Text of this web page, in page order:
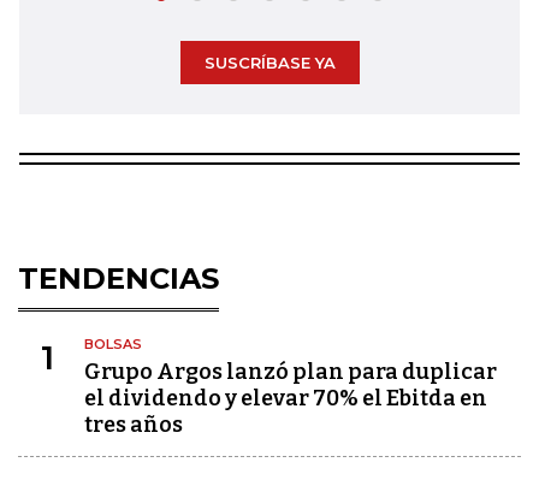
SUSCRÍBASE YA
TENDENCIAS
1 BOLSAS
Grupo Argos lanzó plan para duplicar
el dividendo y elevar 70% el Ebitda en
tres años